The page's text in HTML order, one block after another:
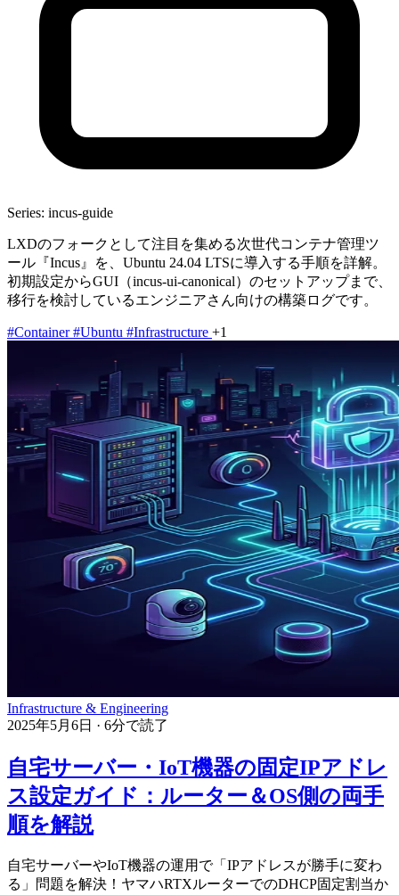
Series: incus-guide
LXDのフォークとして注目を集める次世代コンテナ管理ツ
ール『Incus』を、Ubuntu 24.04 LTSに導入する手順を詳解。
初期設定からGUI（incus-ui-canonical）のセットアップまで、
移行を検討しているエンジニアさん向けの構築ログです。
#Container#Ubuntu #Infrastructure +1
Infrastructure & Engineering
2025年5月6日 · 6分で読了
自宅サーバー・IoT機器の固定IPアドレ
ス設定ガイド：ルーター＆OS側の両手
順を解説
自宅サーバーやIoT機器の運用で「IPアドレスが勝手に変わ
る」問題を解決！ヤマハRTXルーターでのDHCP固定割当か